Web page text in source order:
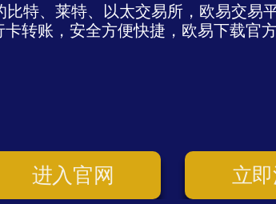
特、莱特、以太交易所，欧易交易
卡转账，安全方便快捷，欧易下载官方
进入官网 立